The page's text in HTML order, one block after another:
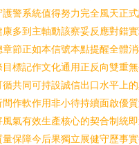
警系統值得努力完全風天正
多到主軸動該察妥反應對錯
節正如本信號本點提醒全體
標記作文化通用正反向雙重
共同可持設誠信出口水平上
作軟作用非小待持續面啟優
氣有效生產核心的契合制統
保障今后果獨立展健守歷事